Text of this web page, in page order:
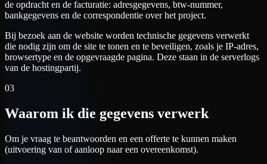
de opdracht en de facturatie: adresgegevens, btw-nummer,
bankgegevens en de correspondentie over het project.
Bij bezoek aan de website worden technische gegevens verwerkt
die nodig zijn om de site te tonen en te beveiligen, zoals je IP-adres,
browsertype en de opgevraagde pagina. Deze staan in de serverlogs
van de hostingpartij.
03
Waarom ik die gegevens verwerk
Om je vraag te beantwoorden en een offerte te kunnen maken
(uitvoering van of aanloop naar een overeenkomst).